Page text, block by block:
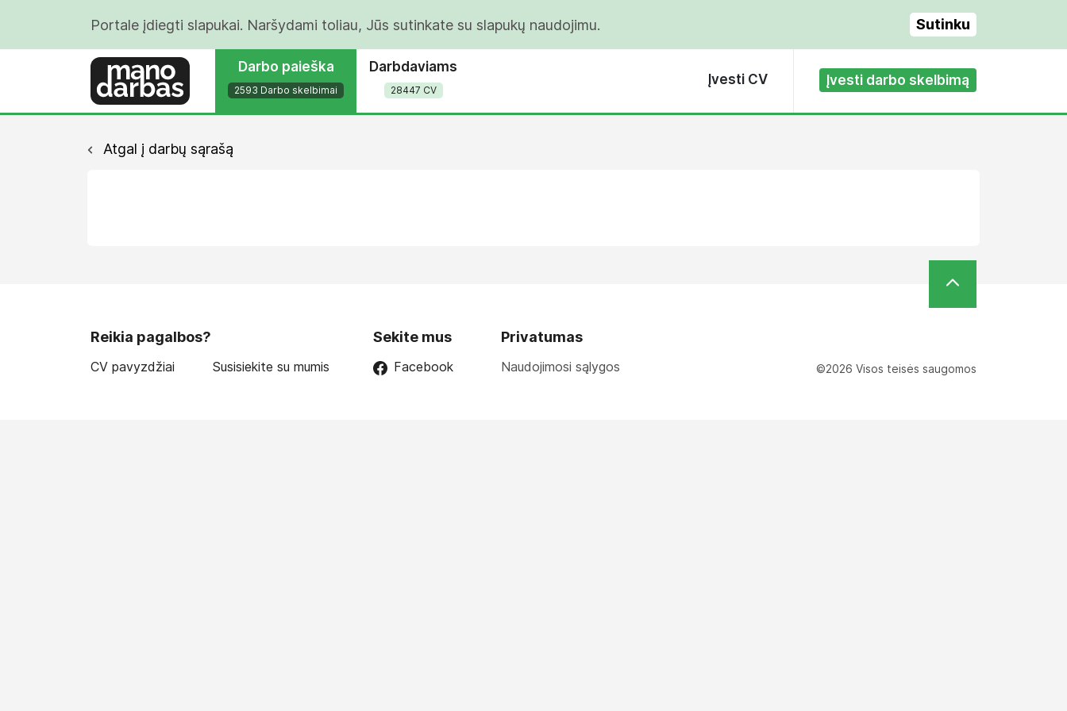
Portale įdiegti slapukai. Naršydami toliau, Jūs sutinkate su slapukų naudojimu. Sutinku
Darbo paieška
2593 Darbo skelbimai
Darbdaviams
28447 CV
Įvesti CV Įvesti darbo skelbimą
Atgal į darbų sąrašą
Reikia pagalbos?
CV pavyzdžiai Susisiekite su mumis
Sekite mus
Facebook
Privatumas
Naudojimosi sąlygos ©2026 Visos teisės saugomos